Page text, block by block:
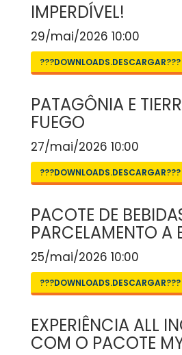
IMPERDÍVEL!
29/mai/2026 10:00
???DOWNLOADS.DESCARGAR???
PATAGÔNIA E
FUEGO
27/mai/2026 10:00
???DOWNLOADS.DESCARGAR???
PACOTE DE
PARCELAMENTO A
25/mai/2026 10:00
???DOWNLOADS.DESCARGAR???
EXPERIÊNCIA ALL
COM O PACOTE